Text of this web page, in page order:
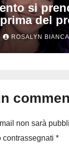
si
del
e
ROSALYN BIANCA
non sarà
contrassegnati *